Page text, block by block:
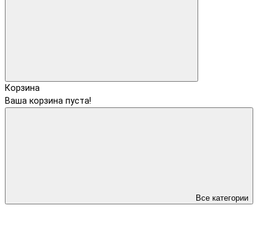
Корзина
Ваша корзина пуста!
Все категории